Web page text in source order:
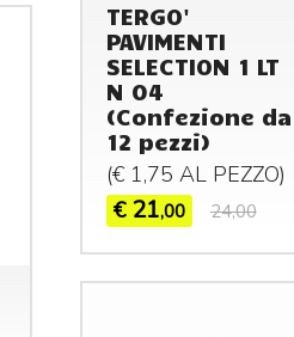
TERGO'
PAVIMENTI
SELECTION 1 LT
N 04
(Confezione da
12 pezzi)
(€ 1,75 AL PEZZO)
€ 21,00 24,00